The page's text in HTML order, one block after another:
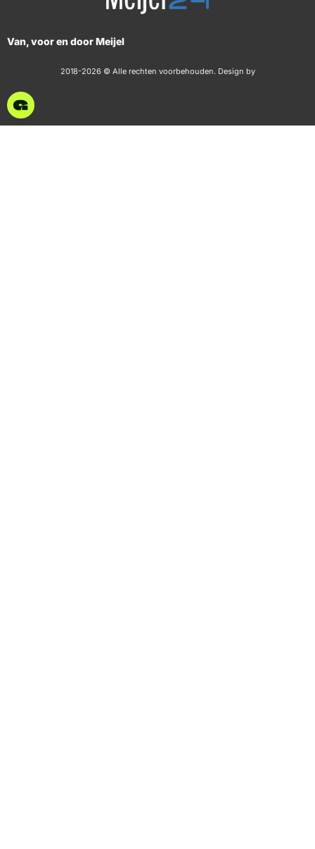
Van, voor en door Meijel
2018-2026 © Alle rechten voorbehouden. Design by